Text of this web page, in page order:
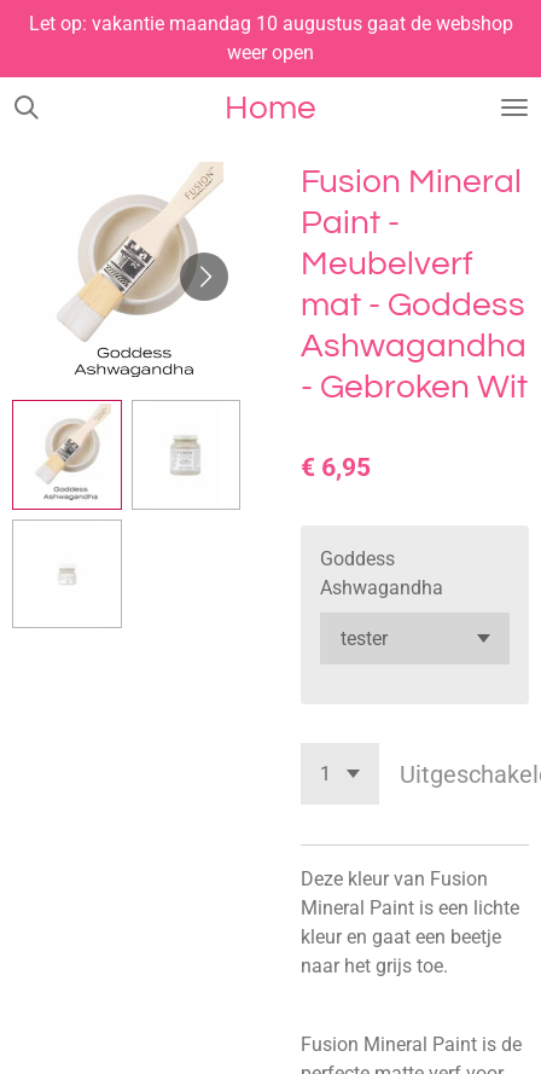
Ga
naar
de
Home
Let op: vakantie maandag 10 augustus gaat de webshop
weer open
Fusion Mineral
Paint -
Meubelverf
mat - Goddess
Ashwagandha
- Gebroken Wit
€ 6,95
Goddess
Ashwagandha
Deze kleur van Fusion
Mineral Paint is een lichte
kleur en gaat een beetje
naar het grijs toe.
Fusion Mineral Paint is de